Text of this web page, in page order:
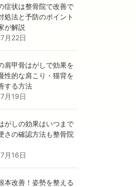
症状は整骨院で改善で
処法と予防のポイント
が解説
月22日
肩甲骨はがしで効果を
性的な肩こり・猫背を
する方法
月19日
がしの効果はいつまで
さの確認方法も整骨院
月16日
本改善！姿勢を整える